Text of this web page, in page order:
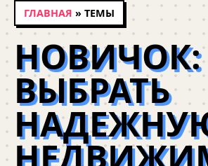
ГЛАВНАЯ » ТЕМЫ
НОВИЧОК:
ВЫБРАТЬ